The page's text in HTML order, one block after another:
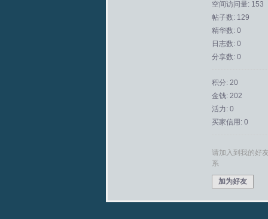
空间访问量: 153
帖子数: 129
精华数: 0
日志数: 0
分享数: 0
积分: 20
金钱: 202
活力: 0
买家信用: 0
请加入到我的好
系
加为好友